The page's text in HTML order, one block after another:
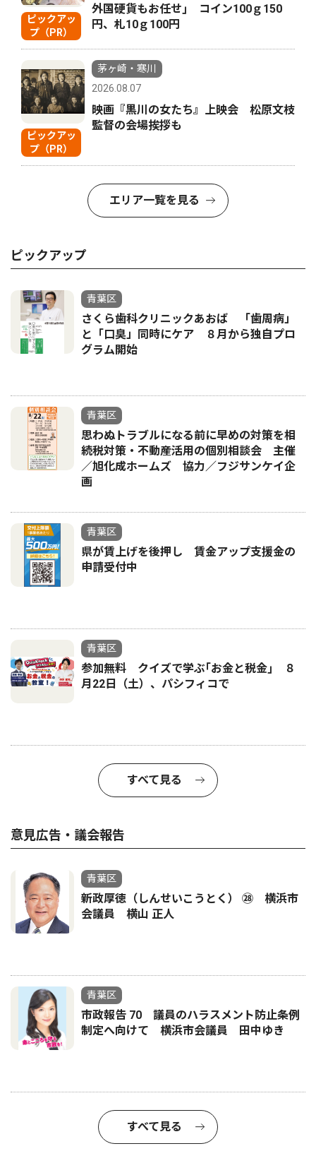
ピックアッ
プ（PR）
外国硬貨もお任せ｣ コイン100ｇ150
円、札10ｇ100円
ピックアッ
プ（PR）
茅ヶ崎・寒川
2026.08.07
映画『黒川の女たち』上映会 松原文枝
監督の会場挨拶も
エリア一覧を見る
ピックアップ
青葉区
さくら歯科クリニックあおば 「歯周病」
と「口臭」同時にケア ８月から独自プロ
グラム開始
青葉区
思わぬトラブルになる前に早めの対策を相
続税対策・不動産活用の個別相談会 主催
／旭化成ホームズ 協力／フジサンケイ企
画
青葉区
県が賃上げを後押し 賃金アップ支援金の
申請受付中
青葉区
参加無料 クイズで学ぶ｢お金と税金｣ ８
月22日（土）、パシフィコで
すべて見る
意見広告・議会報告
青葉区
新政厚徳（しんせいこうとく） ㉘ 横浜市
会議員 横山 正人
青葉区
市政報告 70 議員のハラスメント防止条例
制定へ向けて 横浜市会議員 田中ゆき
すべて見る